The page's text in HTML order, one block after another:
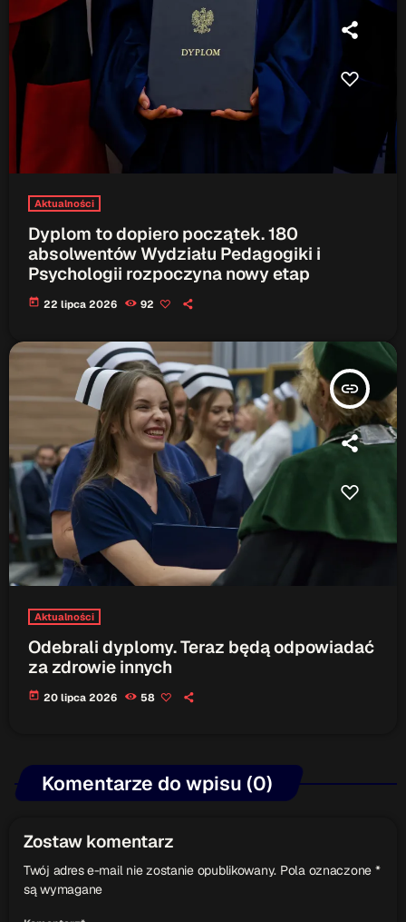
Aktualności
Dyplom to dopiero początek. 180
absolwentów Wydziału Pedagogiki i
Psychologii rozpoczyna nowy etap
today 22 lipca 2026 92
insert_link
Aktualności
Odebrali dyplomy. Teraz będą odpowiadać
za zdrowie innych
today 20 lipca 2026 58
Komentarze do wpisu (0)
Zostaw komentarz
Twój adres e-mail nie zostanie opublikowany. Pola oznaczone *
są wymagane